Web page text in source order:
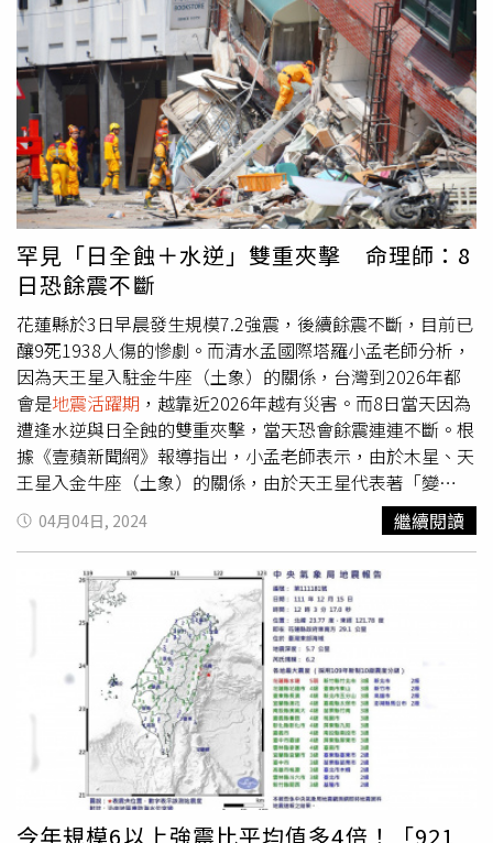
就會發生1次這樣的地震，而上一次地震發生在1884年，因
此當地早該發生地震了。地震專家郭鎧紋也表示，其實大西
洋的兩側是非常穩定的，就是被動的大陸邊緣，它的地殼非
常的安定，它海洋地殼跟大陸的地殼交接得非常好，就是並
沒有發生什麼斷裂或隱沒的情形。所以紐澤西州這一次的規
模4.8地震，「其實是周期很長很長很久才碰到一次」，而
且釋放能量跟台灣相比，真的是小巫見大巫。因為根據
USGS的調查，花蓮403強震，跟美東比起來差了8000倍。
此外，由於東岸岩層較為堅固，震波可以傳遞的更遠，所以
東西岸如果都發生類似的地震，東岸可以感受的範圍就會較
廣。而且這回根據監測發生地震的是拉瑪波斷層，他貫穿整
個美國東北部，上一次的較大挪移已經是1957年的事情
了，哥倫比亞大學的拉蒙多哈堤地球觀測站也發現類似規
律，也就是紐約周邊約100年會發生一次規模5的地震，每
670年會有規模6以上的，要更大的地震要長達3400年。不
過台灣震完，換美國震，也不免讓民眾擔心全球是否進入地
震活躍期。對此，台大地質科學系教授吳逸民澄清，事實上
美國的地震，雖然在紐澤西那邊比較少見，但地震規模都不
到5，所以此類地震的發生事實上都是巧合，沒辦法說是整
個地震比較活躍。那是因為像台灣有災害性的地震，所以大
家比較注意地震的消息，就會覺得地震怎麼那麼頻繁，可是
回頭來看，事實上整個全球目前的地震活動，並沒有比較頻
繁，這幾年來都是在平均值，更不要論台灣和美國分屬在不
同的板塊上，距離又遠。不過中央大學應用地質研究所教授
李錫堤卻認為，有可能發生在菲律賓海板塊與阿穆爾板塊邊
界俯衝帶的「南海海槽巨大地震」真的不容忽視，「日本他
們是很擔心，就是說南海海溝上一次是1949年已經80年
了，因為他們地震也差不多是百年週期，他們就很擔心南海
地震會來，一來規模甚至會到9。」若回顧歷史，南海海槽
以約90至150年的周期發生特大地震，因此不久的未來，它
必定會發生，即便現在立即發生，也一點都不意外。日本政
府地震調查委員會就認為，未來30年內以南海海槽為震央的
罕見「日全蝕＋水逆」雙重夾擊 命理師：8
日恐餘震不斷
花蓮縣於3日早晨發生規模7.2強震，後續餘震不斷，目前已
釀9死1938人傷的慘劇。而清水孟國際塔羅小孟老師分析，
因為天王星入駐金牛座（土象）的關係，台灣到2026年都
會是地震活躍期 ，越靠近2026年越有災害。而8日當天因為
遭逢水逆與日全蝕的雙重夾擊，當天恐會餘震連連不斷。根
據《壹蘋新聞網》報導指出，小孟老師表示，由於木星、天
王星入金牛座（土象）的關係，由於天王星代表著「變
革」、「災害」、「無預兆災禍」，再加上他是進入土象地
金牛座，所以從2018年起至2026年這段期間，都屬於地震
活躍期。而且越接近2026年，災害的發生次數恐會更加頻
繁。小孟老師認為，3日的地震天象，主要是源自於1日起的
水星逆行，水逆期間災難較多，且加上木星、天王星入金牛
座，天王星代表變動、木ˋ心又會放大能量，加讓兩者落入
金牛座（土像），因此地震的能量就這樣釋放出來。小孟老
師也提醒，8日當天會罕見遭遇日全蝕與水逆的雙重夾擊，
他認為8日的前後會餘震不斷，民眾應該要注意較大能量的
釋放，以及注意老屋、土質鬆軟等區域。
04月04日, 2024 繼續閱讀
今年規模6以上強震比平均值多4倍！「921